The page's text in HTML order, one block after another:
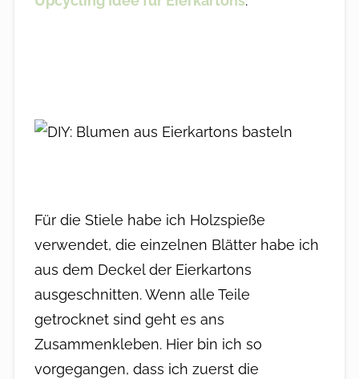
Für die Stiele habe ich Holzspieße
verwendet, die einzelnen Blätter habe ich
aus dem Deckel der Eierkartons
ausgeschnitten. Wenn alle Teile
getrocknet sind geht es ans
Zusammenkleben. Hier bin ich so
vorgegangen, dass ich zuerst die